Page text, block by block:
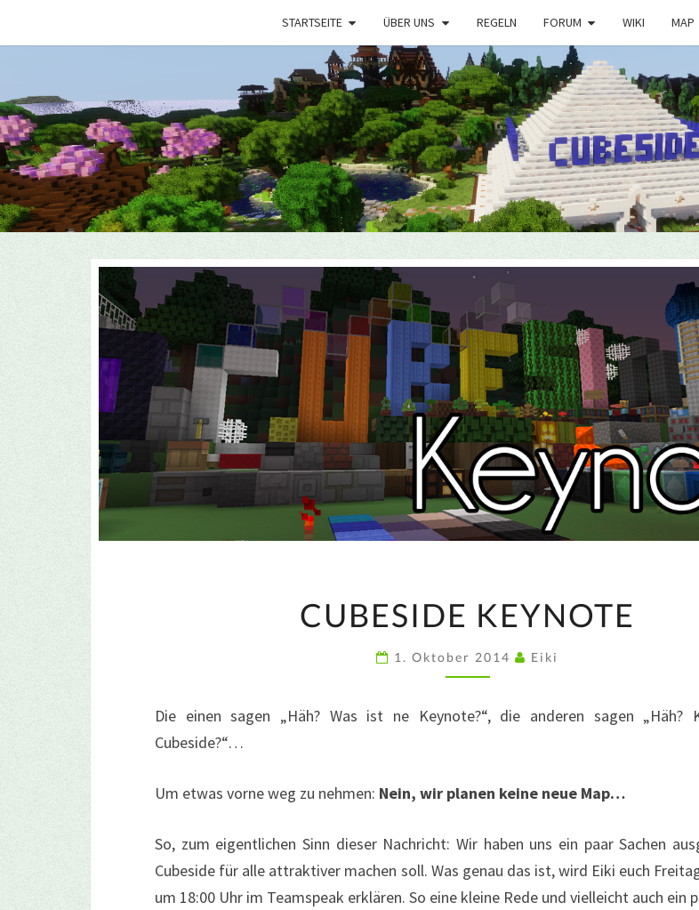
STARTSEITE ÜBER UNS REGELN FORUM WIKI MAP
KEYNOTE
CUBESIDE KEYNOTE
1. Oktober 2014 Eiki
Die einen sagen „Häh? Was ist ne Keynote?“, die anderen sagen „Häh?
Cubeside?“…
Um etwas vorne weg zu nehmen: Nein, wir planen keine neue Map…
So, zum eigentlichen Sinn dieser Nachricht: Wir haben uns ein paar Sachen
Cubeside für alle attraktiver machen soll. Was genau das ist, wird Eiki euch
um 18:00 Uhr im Teamspeak erklären. So eine kleine Rede und vielleicht auch ein